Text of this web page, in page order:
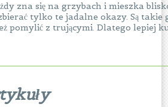
zna się na grzybach i mieszka
tylko te jadalne okazy. Są
pomylić z trującymi. Dlatego lepiej